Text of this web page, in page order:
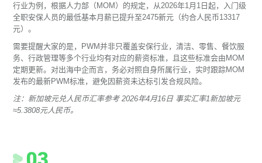
行业为例，根据人力部（MOM）的规定，从2026年1月1日起，入门级
全职安保人员的最低基本月薪已提升至2475新元（约合人民币13317
元）。
需要提醒大家的是，PWM并非只覆盖安保行业，清洁、零售、餐饮服
务、行政管理等多个行业均有对应的薪资标准，且这些标准会由MOM
定期更新。对出海中企而言，务必对照自身所属行业，实时跟踪MOM
发布的最新PWM标准，避免因薪资未达标引发合规风险。
注：新加坡元兑人民币汇率参考 2026年4月16日 事实汇率1新加坡元
≈5.3808元人民币。